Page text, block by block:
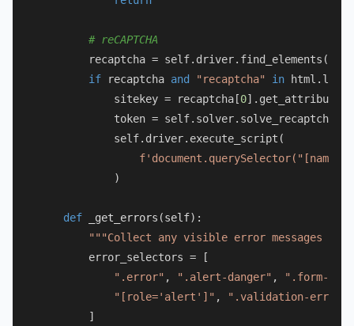
# reCAPTCHA
recaptcha =
if recaptcha and "recaptcha" in
            sitekey = recaptcha[
0].get_attribute(
token =
            self.driver.execute_script(
            )
def _get_errors (self):
"""Collect any visible error messages on
        error_selectors = [
".error" , ".alert-danger" ,
".form-
"[role='alert']" , ".validation-error"
        ]